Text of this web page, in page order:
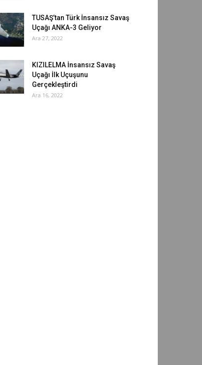
TUSAŞ’tan Türk İnsansız Savaş
Uçağı ANKA-3 Geliyor
Ara 27, 2022
KIZILELMA İnsansız Savaş
Uçağı İlk Uçuşunu
Gerçekleştirdi
Ara 16, 2022